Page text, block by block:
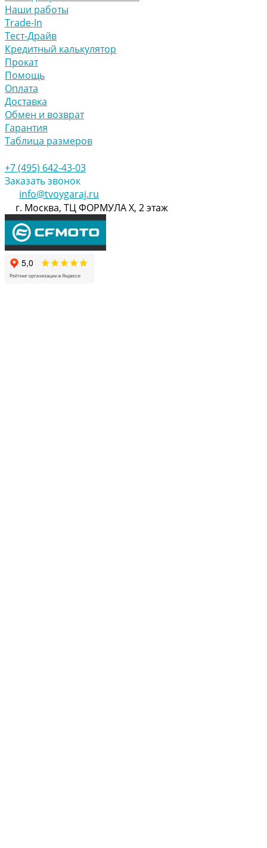
Наши работы
Trade-In
Тест-Драйв
Кредитный калькулятор
Прокат
Помощь
Оплата
Доставка
Обмен и возврат
Гарантия
Таблица размеров
+7 (495) 642-43-03
Заказать звонок
info@tvoygaraj.ru
г. Москва, ТЦ ФОРМУЛА Х, 2 этаж